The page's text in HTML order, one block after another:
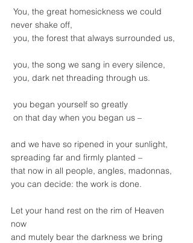
never shake off,
you, the forest that always surrounded us,
you, the song we sang in every silence,
you, dark net threading through us.
you began yourself so greatly
on that day when you began us –
and we have so ripened in your sunlight,
spreading far and firmly planted –
that now in all people, angles, madonnas,
you can decide: the work is done.
Let your hand rest on the rim of Heaven
now
and mutely bear the darkness we bring